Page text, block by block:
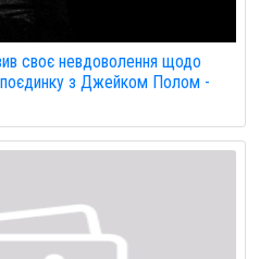
своє невдоволення щодо
поєдинку з Джейком Полом -